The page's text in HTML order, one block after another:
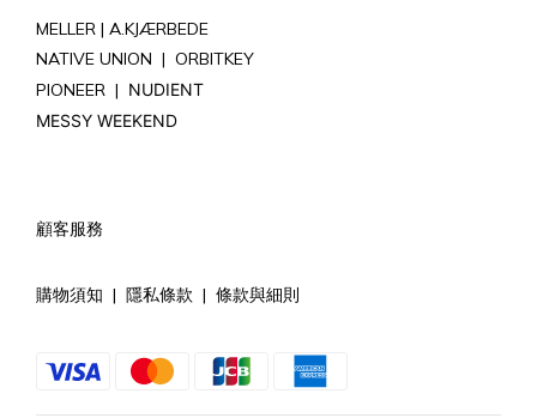
MELLER | A.KJÆRBEDE
NATIVE UNION | ORBITKEY
PIONEER | NUDIENT
MESSY WEEKEND
顧客服務
購物須知 | 隱私條款 | 條款與細則